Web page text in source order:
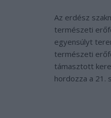
Az erdész
természeti
egyensúlyt
természeti
támasztott
hordozza a 21.